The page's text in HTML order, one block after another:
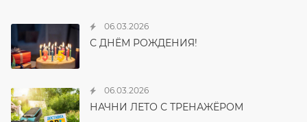
06.03.2026
С ДНЁМ РОЖДЕНИЯ!
06.03.2026
НАЧНИ ЛЕТО С ТРЕНАЖЁРОМ